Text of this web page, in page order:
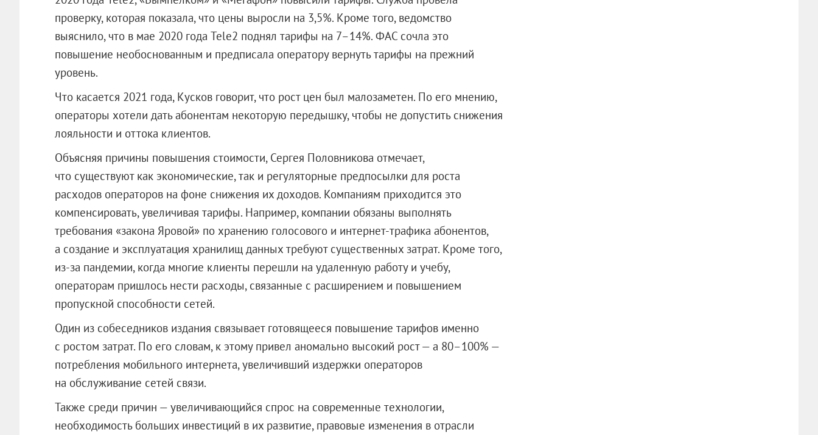
проверку, которая показала, что цены выросли на 3,5%. Кроме того, ведомство
выяснило, что в мае 2020 года Tele2 поднял тарифы на 7–14%. ФАС сочла это
повышение необоснованным и предписала оператору вернуть тарифы на прежний
уровень.
Что касается 2021 года, Кусков говорит, что рост цен был малозаметен. По его мнению,
операторы хотели дать абонентам некоторую передышку, чтобы не допустить снижения
лояльности и оттока клиентов.
Объясняя причины повышения стоимости, Сергея Половникова отмечает,
что существуют как экономические, так и регуляторные предпосылки для роста
расходов операторов на фоне снижения их доходов. Компаниям приходится это
компенсировать, увеличивая тарифы. Например, компании обязаны выполнять
требования «закона Яровой» по хранению голосового и интернет-трафика абонентов,
а создание и эксплуатация хранилищ данных требуют существенных затрат. Кроме того,
из-за пандемии, когда многие клиенты перешли на удаленную работу и учебу,
операторам пришлось нести расходы, связанные с расширением и повышением
пропускной способности сетей.
Один из собеседников издания связывает готовящееся повышение тарифов именно
с ростом затрат. По его словам, к этому привел аномально высокий рост — а 80–100% —
потребления мобильного интернета, увеличивший издержки операторов
на обслуживание сетей связи.
Также среди причин — увеличивающийся спрос на современные технологии,
необходимость больших инвестиций в их развитие, правовые изменения в отрасли